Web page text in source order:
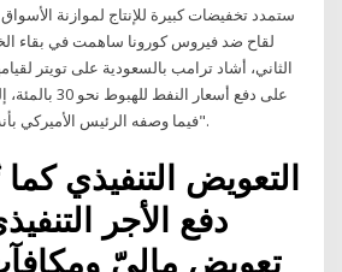
ستمدد تخفيضات كبيرة للإنتاج لموازنة
لقاح ضد فيروس كورونا ساهمت في بقاء
الثاني، أشاد ترامب بالسعودية على تويتر
فيما وصفه الرئيس الأميركي بأنه "مثل خفض ضريبي كبير".
التعويض التنفيذي
دفع الأجر
تعويض ماليّ